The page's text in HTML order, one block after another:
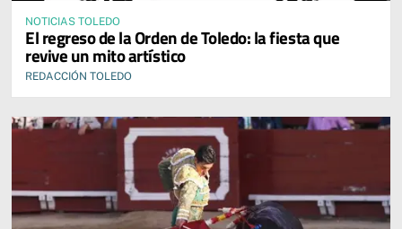
NOTICIAS TOLEDO
El regreso de la Orden de Toledo: la fiesta que
revive un mito artístico
REDACCIÓN TOLEDO